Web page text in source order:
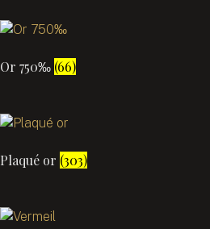
Or 750‰ (66)
Plaqué or (303)